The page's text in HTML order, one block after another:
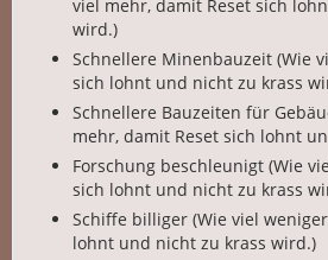
viel mehr, damit Reset sich
wird.)
Schnellere Minenbauzeit (Wie
sich lohnt und nicht zu krass
Schnellere Bauzeiten für
mehr, damit Reset sich lohnt
Forschung beschleunigt (Wie
sich lohnt und nicht zu krass
Schiffe billiger (Wie viel
lohnt und nicht zu krass wird.)